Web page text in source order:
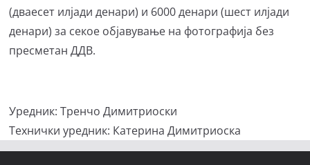
(дваесет илјади денари) и 6000 денари (шест илјади
денари) за секое објавување на фотографија без
пресметан ДДВ.
Уредник: Тренчо Димитриоски
Технички уредник: Катерина Димитриоска